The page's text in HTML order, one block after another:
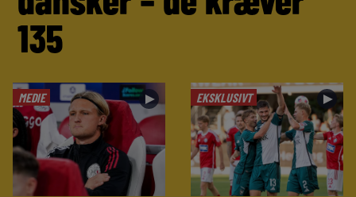
135
MEDIE ► EKSKLUSIVT ►